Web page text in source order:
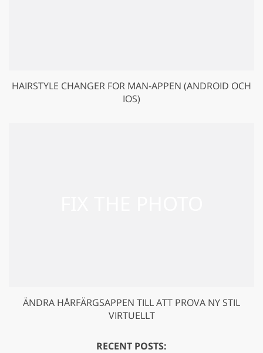
HAIRSTYLE CHANGER FOR MAN-APPEN (ANDROID OCH
IOS)
ÄNDRA HÅRFÄRGSAPPEN TILL ATT PROVA NY STIL
VIRTUELLT
RECENT POSTS: